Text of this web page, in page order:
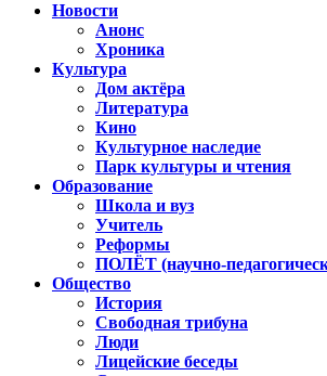
Новости
Анонс
Хроника
Культура
Дом актёра
Литература
Кино
Культурное наследие
Парк культуры и чтения
Образование
Школа и вуз
Учитель
Реформы
ПОЛЁТ (научно-
Общество
История
Свободная трибуна
Люди
Лицейские беседы